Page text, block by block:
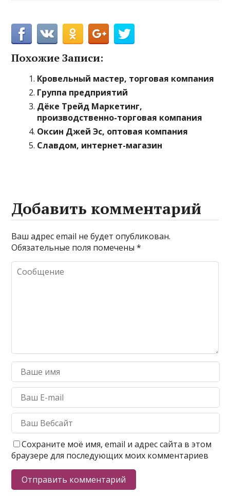
Похожие Записи:
Кровельный мастер, торговая компания
Группа предприятий
Дёке Трейд Маркетинг,
производственно-торговая компания
Оксин Джей Эс, оптовая компания
Славдом, интернет-магазин
Добавить комментарий
Ваш адрес email не будет опубликован.
Обязательные поля помечены*
Сохраните моё имя, email и адрес сайта в этом
браузере для последующих моих комментариев